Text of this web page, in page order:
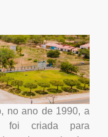
no ano de 1990, a
foi criada para